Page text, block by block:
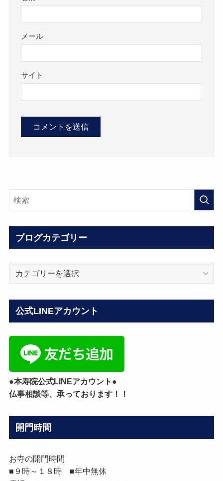
メール
サイト
ブログカテゴリー
公式LINEアカウント
●本寿院公式LINEアカウント●
仏事相談等、承っております！！
開門時間
お寺の開門時間
■９時～１８時 ■年中無休